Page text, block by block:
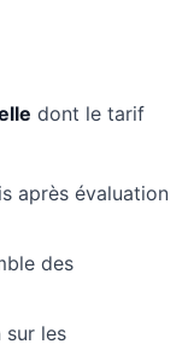
dont le tarif
après évaluation
des
sur les